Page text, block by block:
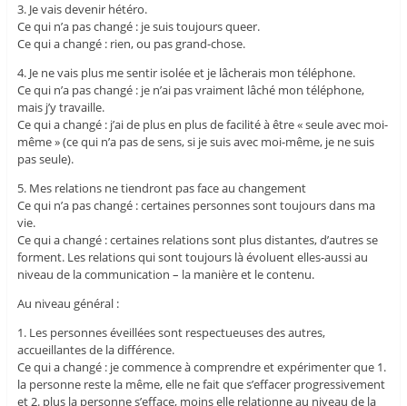
3. Je vais devenir hétéro.
Ce qui n’a pas changé : je suis toujours queer.
Ce qui a changé : rien, ou pas grand-chose.
4. Je ne vais plus me sentir isolée et je lâcherais mon téléphone.
Ce qui n’a pas changé : je n’ai pas vraiment lâché mon téléphone,
mais j’y travaille.
Ce qui a changé : j’ai de plus en plus de facilité à être « seule avec moi-
même » (ce qui n’a pas de sens, si je suis avec moi-même, je ne suis
pas seule).
5. Mes relations ne tiendront pas face au changement
Ce qui n’a pas changé : certaines personnes sont toujours dans ma
vie.
Ce qui a changé : certaines relations sont plus distantes, d’autres se
forment. Les relations qui sont toujours là évoluent elles-aussi au
niveau de la communication – la manière et le contenu.
Au niveau général :
1. Les personnes éveillées sont respectueuses des autres,
accueillantes de la différence.
Ce qui a changé : je commence à comprendre et expérimenter que 1.
la personne reste la même, elle ne fait que s’effacer progressivement
et 2. plus la personne s’efface, moins elle relationne au niveau de la